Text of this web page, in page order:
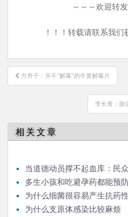
～～～欢迎转
！！！转载请联系我们
文
章
方舟子：并不“解毒”的牛黄解毒片
李长青：肠
相关文章
当道德动员撑不起血库：民
多生小孩和吃避孕药都能预
为什么细菌很容易产生抗药
为什么支原体感染比较麻烦